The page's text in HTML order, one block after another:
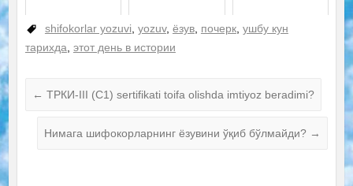
shifokorlar yozuvi yozuv, ёзув, почерк, ушбу кун
тарихда этот день в истории
← ТРКИ-III (C1) sertifikati toifa olishda imtiyoz beradimi?
Нимага шифокорларнинг ёзувини ўқиб бўлмайди? →